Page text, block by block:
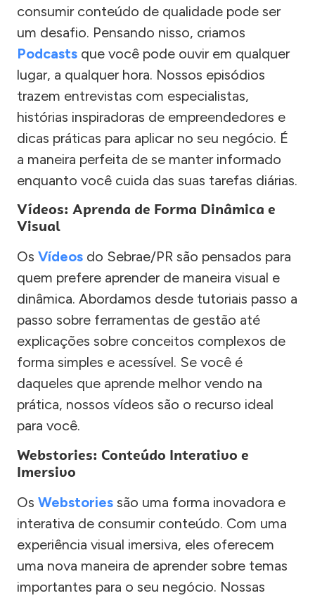
consumir conteúdo de qualidade pode ser
um desafio. Pensando nisso, criamos
Podcasts que você pode ouvir em qualquer
lugar, a qualquer hora. Nossos episódios
trazem entrevistas com especialistas,
histórias inspiradoras de empreendedores e
dicas práticas para aplicar no seu negócio. É
a maneira perfeita de se manter informado
enquanto você cuida das suas tarefas diárias.
Vídeos: Aprenda de Forma Dinâmica e
Visual
Os Vídeos do Sebrae/PR são pensados para
quem prefere aprender de maneira visual e
dinâmica. Abordamos desde tutoriais passo a
passo sobre ferramentas de gestão até
explicações sobre conceitos complexos de
forma simples e acessível. Se você é
daqueles que aprende melhor vendo na
prática, nossos vídeos são o recurso ideal
para você.
Webstories: Conteúdo Interativo e
Imersivo
Os Webstories são uma forma inovadora e
interativa de consumir conteúdo. Com uma
experiência visual imersiva, eles oferecem
uma nova maneira de aprender sobre temas
importantes para o seu negócio. Nossas